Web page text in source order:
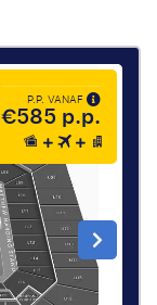
P.P. VANAF
€585 p.p.